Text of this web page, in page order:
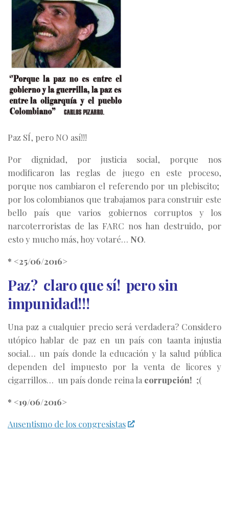
Paz SÍ, pero NO así!!!
Por dignidad, por justicia social, porque nos
modificaron las reglas de juego en este proceso,
porque nos cambiaron el referendo por un plebiscito;
por los colombianos que trabajamos para construir este
bello país que varios gobiernos corruptos y los
narcoterroristas de las FARC nos han destruido, por
esto y mucho más, hoy votaré… NO.
* <25/06/2016>
Paz? claro que sí! pero sin
impunidad!!!
Una paz a cualquier precio será verdadera? Considero
utópico hablar de paz en un país con taanta injustia
social… un país donde la educación y la salud pública
dependen del impuesto por la venta de licores y
cigarrillos… un país donde reina la corrupción! ;(
* <19/06/2016>
Ausentismo de los congresistas